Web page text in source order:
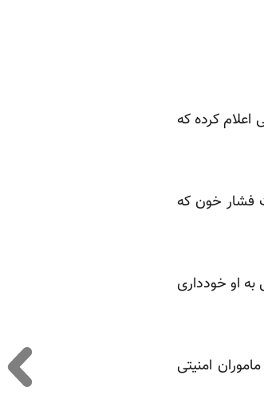
کرده که
فشار خون که
او خودداری
شرکت واحد اتوبوس‌رانی تهران و حومه، روز ۲۲ خرداد سال ۸۹ توسط ماموران امنیتی